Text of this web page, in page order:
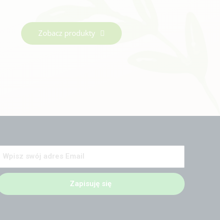
Zobacz produkty
Zapisuję się